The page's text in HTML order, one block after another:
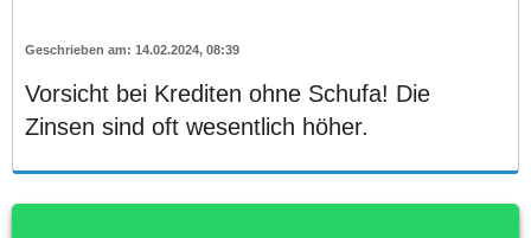
14.02.2024, 08:39
Vorsicht bei Krediten ohne Schufa! Die
Zinsen sind oft wesentlich höher.